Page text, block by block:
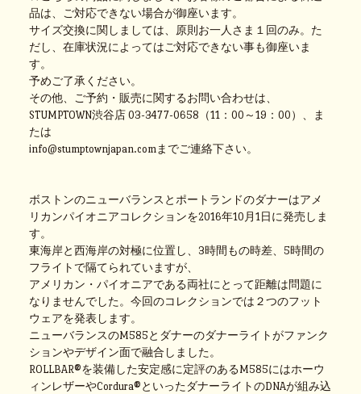
品は、ご対応できない場合が御座います。
サイズ交換に関しましては、原則お一人さま１回のみ。た
だし、在庫状況によってはご対応できない事も御座いま
す。
予めご了承ください。
その他、ご予約・販売に関するお問い合わせは、
STUMPTOWN渋谷店 03-3477-0658（11：00～19：00）、ま
たは
info@stumptownjapan.comまでご連絡下さい。
ボストンのニューバランスとポートランドのダナーはアメ
リカンパイオニアコレクションを2016年10月1日に発売しま
す。
東海岸と西海岸の対極に位置し、3時間もの時差、5時間の
フライトで隔てられていますが、
アメリカン・パイオニアである両社にとって距離は問題に
なりませんでした。今回のコレクションでは２つのフット
ウェアを発表します。
ニューバランスのM585とダナーのダナーライトがファンク
ションやデザイン面で融合しました。
ROLLBAR®を装備した安定感に定評のあるM585にはホーウ
ィンレザーやCordura®といったダナーライトのDNAが組み込